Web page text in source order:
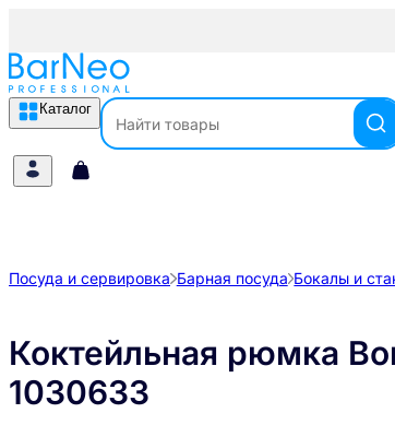
Каталог
Посуда и сервировка Барная посуда Бокалы и
Коктейльная рюмка
1030633